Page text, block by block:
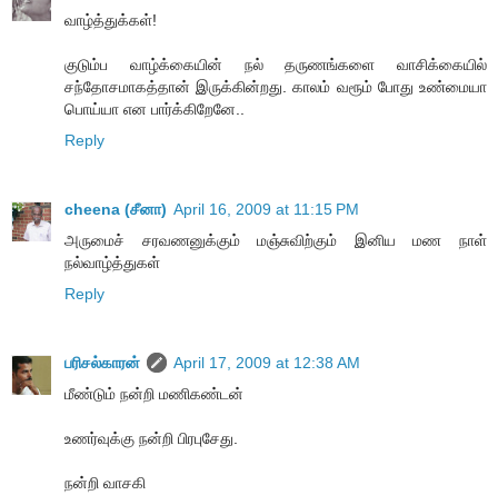
வாழ்த்துக்கள்!
குடும்ப வாழ்க்கையின் நல் தருணங்களை வாசிக்கையில்
சந்தோசமாகத்தான் இருக்கின்றது. காலம் வரூம் போது உண்மையா
பொய்யா என பார்க்கிறேனே..
Reply
cheena (சீனா) April 16, 2009 at 11:15 PM
அருமைச் சரவணனுக்கும் மஞ்சுவிற்கும் இனிய மண நாள்
நல்வாழ்த்துகள்
Reply
பரிசல்காரன்
April 17, 2009 at 12:38 AM
மீண்டும் நன்றி மணிகண்டன்
உணர்வுக்கு நன்றி பிரபுசேது.
நன்றி வாசகி